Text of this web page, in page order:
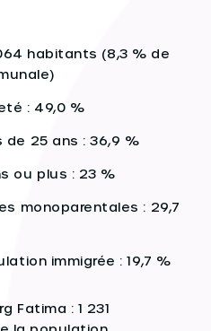
habitants (8,3 % de
: 49,0 %
de 25 ans : 36,9 %
ou plus : 23 %
monoparentales : 29,7
immigrée : 19,7 %
Fatima : 1 231